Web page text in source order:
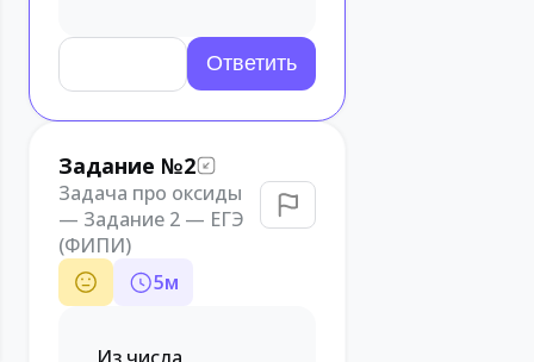
Задание №2
Задача про оксиды
— Задание 2 — ЕГЭ
(ФИПИ)
5м